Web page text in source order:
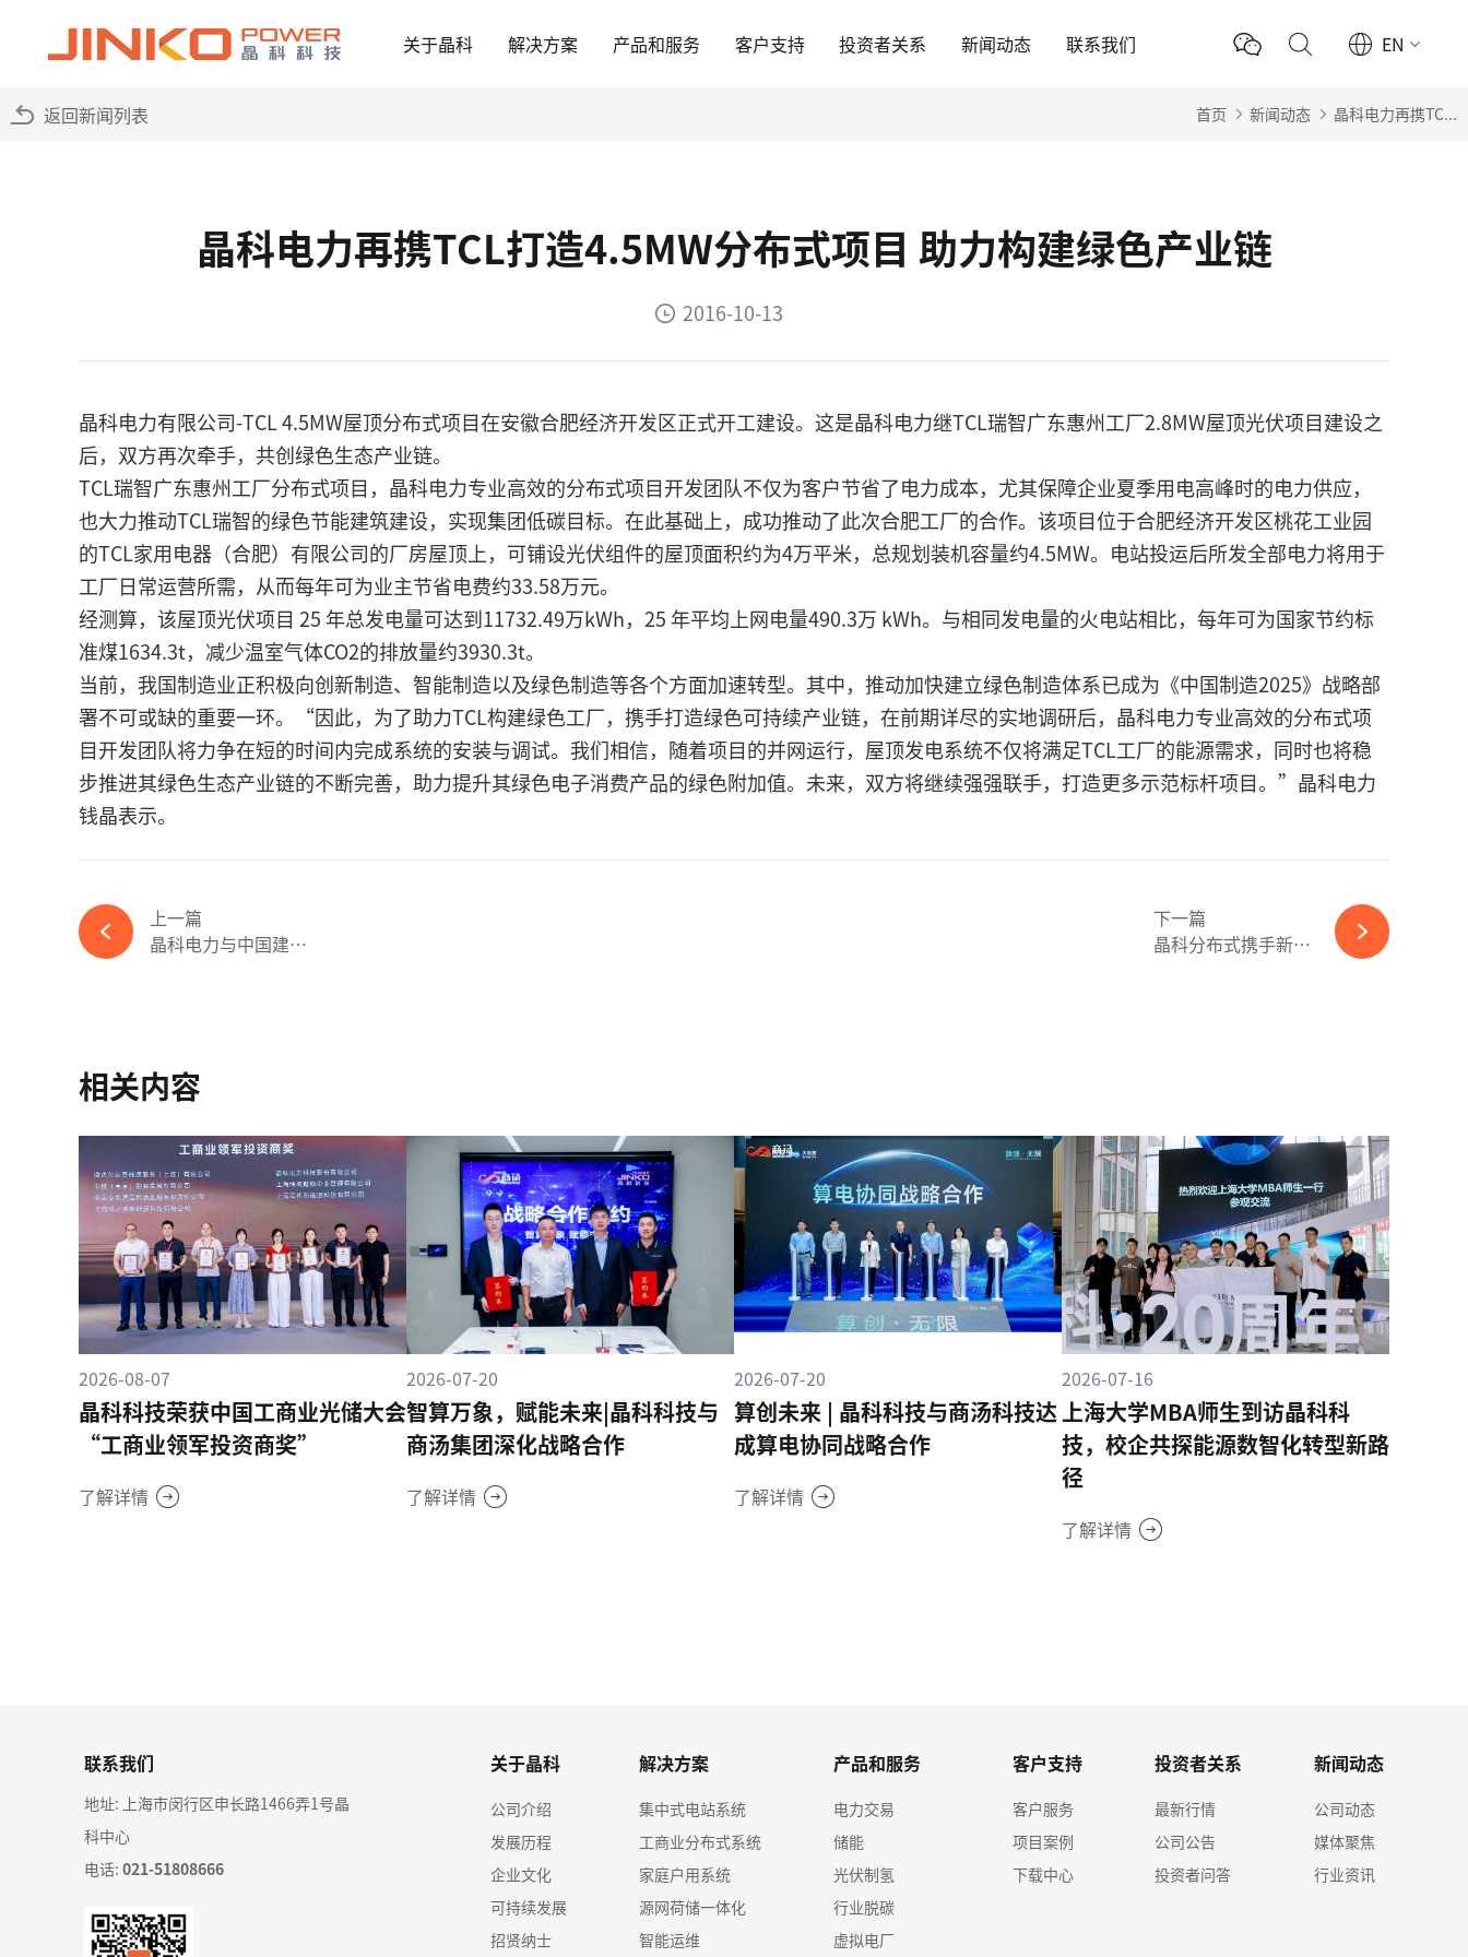
关于晶科 解决方案 产品和服务 客户支持 投资者关系 新闻动态 联系我们 EN
返回新闻列表 首页 新闻动态 晶科电力再携TC...
晶科电力再携TCL打造4.5MW分布式项目 助力构建绿色产业链
2016-10-13
晶科电力有限公司-TCL 4.5MW屋顶分布式项目在安徽合肥经济开发区正式开工建设。这是晶科电力继TCL瑞智广东惠州工厂2.8MW屋顶光伏项目建设之
后，双方再次牵手，共创绿色生态产业链。
TCL瑞智广东惠州工厂分布式项目，晶科电力专业高效的分布式项目开发团队不仅为客户节省了电力成本，尤其保障企业夏季用电高峰时的电力供应，
也大力推动TCL瑞智的绿色节能建筑建设，实现集团低碳目标。在此基础上，成功推动了此次合肥工厂的合作。该项目位于合肥经济开发区桃花工业园
的TCL家用电器（合肥）有限公司的厂房屋顶上，可铺设光伏组件的屋顶面积约为4万平米，总规划装机容量约4.5MW。电站投运后所发全部电力将用于
工厂日常运营所需，从而每年可为业主节省电费约33.58万元。
经测算，该屋顶光伏项目 25 年总发电量可达到11732.49万kWh，25 年平均上网电量490.3万 kWh。与相同发电量的火电站相比，每年可为国家节约标
准煤1634.3t，减少温室气体CO2的排放量约3930.3t。
当前，我国制造业正积极向创新制造、智能制造以及绿色制造等各个方面加速转型。其中，推动加快建立绿色制造体系已成为《中国制造2025》战略部
署不可或缺的重要一环。“因此，为了助力TCL构建绿色工厂，携手打造绿色可持续产业链，在前期详尽的实地调研后，晶科电力专业高效的分布式项
目开发团队将力争在短的时间内完成系统的安装与调试。我们相信，随着项目的并网运行，屋顶发电系统不仅将满足TCL工厂的能源需求，同时也将稳
步推进其绿色生态产业链的不断完善，助力提升其绿色电子消费产品的绿色附加值。未来，双方将继续强强联手，打造更多示范标杆项目。”晶科电力
钱晶表示。
上一篇
晶科电力与中国建筑签...
下一篇
晶科分布式携手新乡新...
相关内容
2026-08-07
晶科科技荣获中国工商业光储大会
“工商业领军投资商奖”
了解详情
2026-07-20
智算万象，赋能未来|晶科科技与
商汤集团深化战略合作
了解详情
2026-07-20
算创未来 | 晶科科技与商汤科技达
成算电协同战略合作
了解详情
2026-07-16
上海大学MBA师生到访晶科科
技，校企共探能源数智化转型新路
径
了解详情
联系我们
地址: 上海市闵行区申长路1466弄1号晶
科中心
电话:021-51808666
关于晶科
公司介绍
发展历程
企业文化
可持续发展
招贤纳士
解决方案
集中式电站系统
工商业分布式系统
家庭户用系统
源网荷储一体化
智能运维
产品和服务
电力交易
储能
光伏制氢
行业脱碳
虚拟电厂
客户支持
客户服务
项目案例
下载中心
投资者关系
最新行情
公司公告
投资者问答
新闻动态
公司动态
媒体聚焦
行业资讯